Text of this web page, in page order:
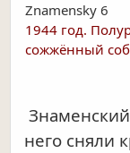
Znamensky 6
1944 год.
сожжённый
него сняли